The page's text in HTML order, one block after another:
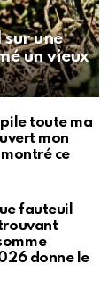
une
un vieux
pile toute ma
mon
ce
fauteuil
donne le